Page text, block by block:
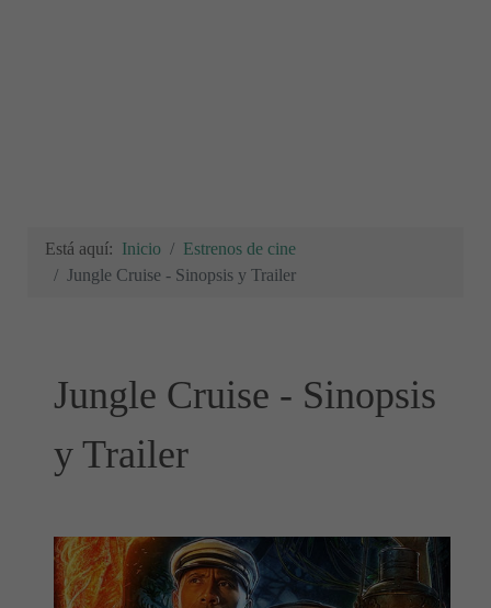
Está aquí: Inicio
Estrenos de cine
Jungle Cruise - Sinopsis y Trailer
Jungle Cruise - Sinopsis
y Trailer